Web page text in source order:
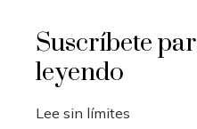
Suscríbete
leyendo
Lee sin límites